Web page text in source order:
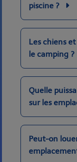
piscine ?
Les chiens
le camping ?
Quelle
sur les
Peut-on